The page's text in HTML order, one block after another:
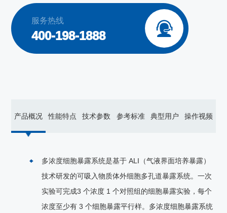
服务热线
400-198-1888 
产品概况 性能特点 技术参数 参考标准 典型用户 操作视频
多浓度细胞暴露系统是基于 ALI（气液界面培养暴露）
技术研发的可吸入物质体外细胞多孔道暴露系统。一次
实验可完成3 个浓度 1 个对照组的细胞暴露实验，每个
浓度至少有 3 个细胞暴露平行样。多浓度细胞暴露系统